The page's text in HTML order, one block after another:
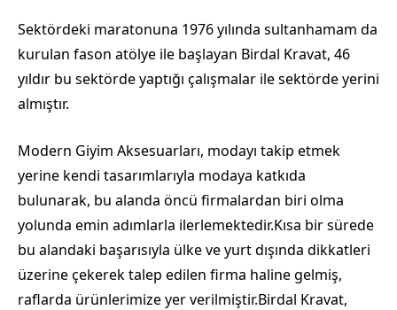
Sektördeki maratonuna 1976 yılında sultanhamam da
kurulan fason atölye ile başlayan Birdal Kravat, 46
yıldır bu sektörde yaptığı çalışmalar ile sektörde yerini
almıştır.
Modern Giyim Aksesuarları, modayı takip etmek
yerine kendi tasarımlarıyla modaya katkıda
bulunarak, bu alanda öncü firmalardan biri olma
yolunda emin adımlarla ilerlemektedir.Kısa bir sürede
bu alandaki başarısıyla ülke ve yurt dışında dikkatleri
üzerine çekerek talep edilen firma haline gelmiş,
raflarda ürünlerimize yer verilmiştir.Birdal Kravat,